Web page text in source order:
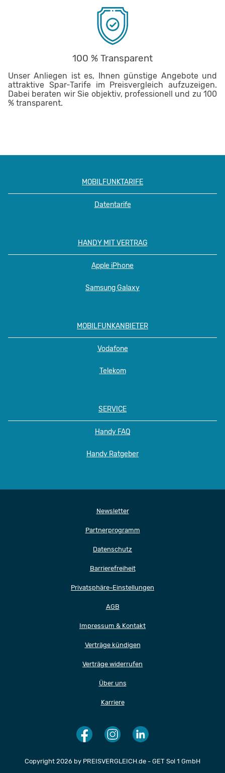
100 % Transparent
Unser Anliegen ist es, Ihnen günstige Angebote und
attraktive Spar-Tarife im Preisvergleich aufzuzeigen.
Dabei beraten wir Sie objektiv, professionell und zu 100
% transparent.
MOBILFUNKTARIFE
Datentarife
HANDY MIT VERTRAG
Apple iPhone
Samsung Galaxy
MOBILFUNKANBIETER
Vodafone
Telekom
SERVICE
Handy FAQ
Handy Ratgeber
Newsletter
Partnerprogramm
Datenschutz
Barrierefreiheit
Privatsphäre-Einstellungen
AGB
Impressum & Kontakt
Verträge kündigen
Verträge widerrufen
Über uns
Karriere
Copyright 2026 by PREISVERGLEICH.de - GET Sol 1 GmbH